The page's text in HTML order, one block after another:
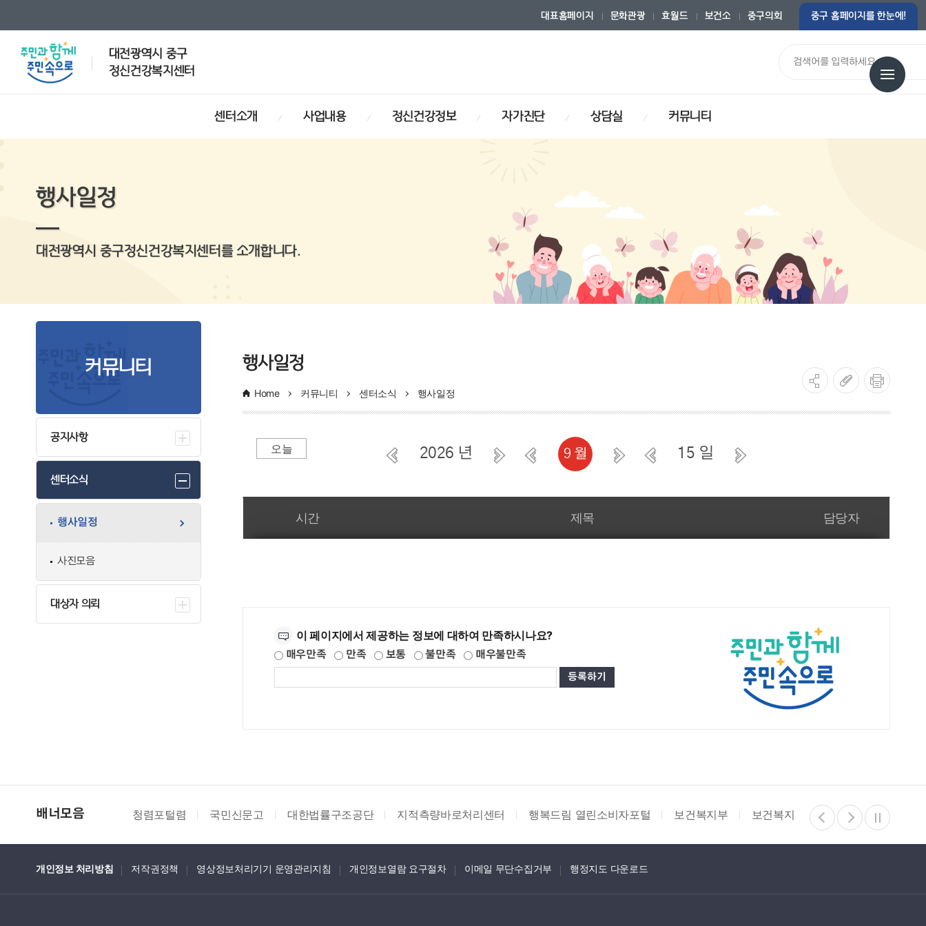
대표홈페이지 문화관광 효월드 보건소 중구의회 중구 홈페이지를 한눈에!
대전광역시 중구
정신건강복지센터
센터소개 사업내용 정신건강정보 자가진단 상담실 커뮤니티
행사일정
대전광역시 중구정신건강복지센터를 소개합니다.
커뮤니티
공지사항
센터소식
행사일정
사진모음
대상자 의뢰
행사일정
Home 커뮤니티 센터소식 행사일정
오늘 2026 년 9 월 15 일
일간 부서일정관리
시간 제목 담당자
이 페이지에서 제공하는 정보에 대하여 만족하시나요?
매우만족 만족 보통 불만족 매우불만족
배너모음청렴포털렴 국민신문고 대한법률구조공단 지적측량바로처리센터 행복드림 열린소비자포털 보건복지부 보건복지상담센터 기부행위 상시제한 안내부
개인정보 처리방침 저작권정책 영상정보처리기기 운영관리지침 개인정보열람 요구절차 이메일 무단수집거부 행정지도 다운로드